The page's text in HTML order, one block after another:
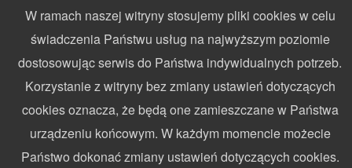
WynikiZawodow.pl
Profesjonalny elektroniczny pomiar czasu – chronometraż zawodów
sportowych
Search
for:
Search
W ramach naszej witryny stosujemy pliki cookies w celu
świadczenia Państwu usług na najwyższym poziomie
dostosowując serwis do Państwa indywidualnych potrzeb.
Korzystanie z witryny bez zmiany ustawień dotyczących
cookies oznacza, że będą one zamieszczane w Państwa
urządzeniu końcowym. W każdym momencie możecie
Państwo dokonać zmiany ustawień dotyczących cookies.